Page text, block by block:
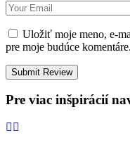
Uložiť moje meno, e-
pre moje budúce komentáre.
Pre viac inšpirácií